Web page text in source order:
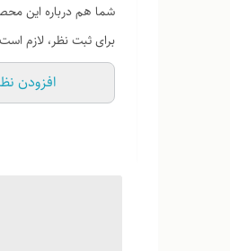
شما هم درباره این
برای ثبت نظر، لازم
افزودن